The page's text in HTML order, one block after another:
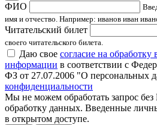
ФИО
имя и отчество. Например: иванов иван
Читательский билет
своего читательского билета.
Даю свое согласие на
информации в соответствии с
ФЗ от 27.07.2006 "О персональных
конфиденциальности
Мы не можем обработать запрос без
обработку данных. Введенные
в открытом доступе.